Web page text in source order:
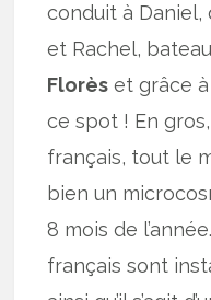
conduit à
et Rachel,
Florès et grâce
ce spot ! En
français, tout le
bien un
8 mois de
français sont